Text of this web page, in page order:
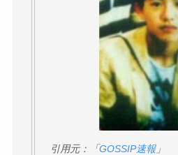
引用元：「GOSSIP速報」